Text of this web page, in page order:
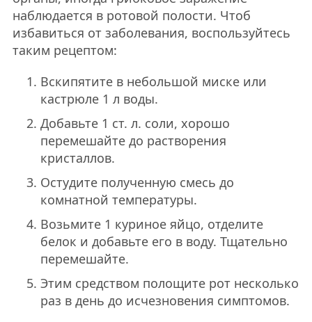
наблюдается в ротовой полости. Чтоб
избавиться от заболевания, воспользуйтесь
таким рецептом:
Вскипятите в небольшой миске или
кастрюле 1 л воды.
Добавьте 1 ст. л. соли, хорошо
перемешайте до растворения
кристаллов.
Остудите полученную смесь до
комнатной температуры.
Возьмите 1 куриное яйцо, отделите
белок и добавьте его в воду. Тщательно
перемешайте.
Этим средством полощите рот несколько
раз в день до исчезновения симптомов.